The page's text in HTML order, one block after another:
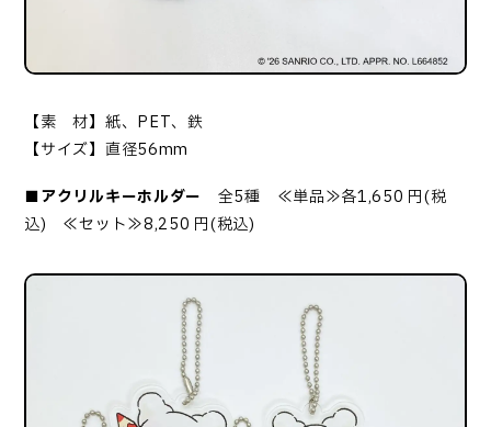
【素 材】紙、PET、鉄
【サイズ】直径56mm
■アクリルキーホルダー 全5種 ≪単品≫各1,650 円(税
込) ≪セット≫8,250 円(税込)